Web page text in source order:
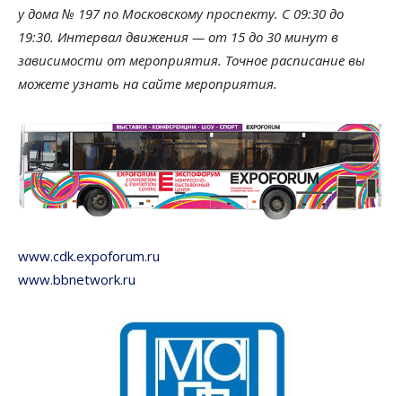
у дома № 197 по Московскому проспекту. С 09:30 до
19:30. Интервал движения — от 15 до 30 минут в
зависимости от мероприятия. Точное расписание вы
можете узнать на сайте мероприятия.
www.cdk.expoforum.ru
www.bbnetwork.ru